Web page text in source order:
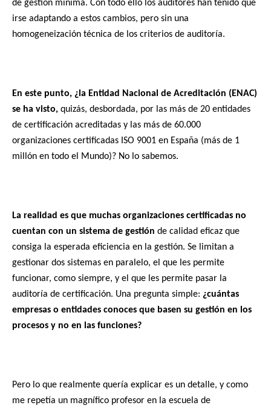
de gestión mínima. Con todo ello los auditores han tenido que
irse adaptando a estos cambios, pero sin una
homogeneización técnica de los criterios de auditoría.
En este punto, ¿la Entidad Nacional de Acreditación (ENAC)
se ha visto, quizás, desbordada, por las más de 20 entidades
de certificación acreditadas y las más de 60.000
organizaciones certificadas ISO 9001 en España (más de 1
millón en todo el Mundo)? No lo sabemos.
La realidad es que muchas organizaciones certificadas no
cuentan con un sistema de gestión de calidad eficaz que
consiga la esperada eficiencia en la gestión. Se limitan a
gestionar dos sistemas en paralelo, el que les permite
funcionar, como siempre, y el que les permite pasar la
auditoría de certificación. Una pregunta simple: ¿cuántas
empresas o entidades conoces que basen su gestión en los
procesos y no en las funciones?
Pero lo que realmente quería explicar es un detalle, y como
me repetía un magnífico profesor en la escuela de